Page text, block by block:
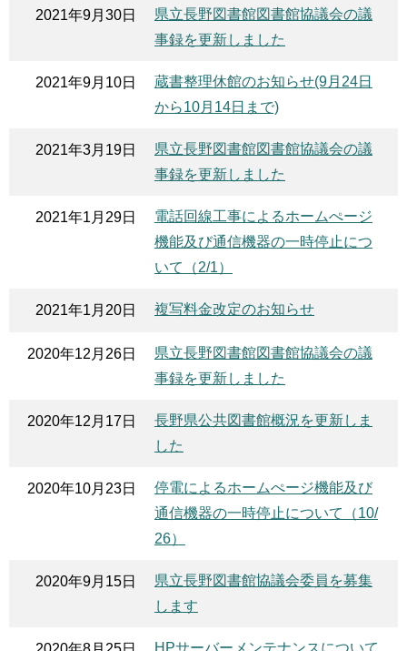
2021年9月30日
県立長野図書館図書館協議会の議
事録を更新しました
2021年9月10日
蔵書整理休館のお知らせ(9月24日
から10月14日まで)
2021年3月19日
県立長野図書館図書館協議会の議
事録を更新しました
2021年1月29日
電話回線工事によるホームぺージ
機能及び通信機器の一時停止につ
いて（2/1）
2021年1月20日 複写料金改定のお知らせ
2020年12月26日
県立長野図書館図書館協議会の議
事録を更新しました
2020年12月17日
長野県公共図書館概況を更新しま
した
2020年10月23日
停電によるホームぺージ機能及び
通信機器の一時停止について（10/
26）
2020年9月15日
県立長野図書館協議会委員を募集
します
HPサーバーメンテナンスについて